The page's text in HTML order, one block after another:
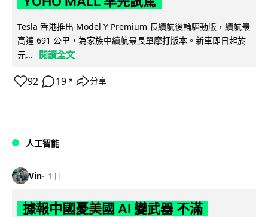
Tesla 香港推出 Model Y Premium 長續航後輪驅動版，續航最
高達 691 公里，為家族中續航最長單摩打版本。新車即日起於
元...
閱讀全文
92 19 ↗ 分享
人工智能
Vin 1 日
據報中國憂美國 AI 變武器 不滿